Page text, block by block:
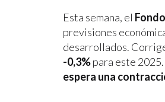
Esta semana, el
previsiones
desarrollados.
-0,3%para este 2025.
espera una